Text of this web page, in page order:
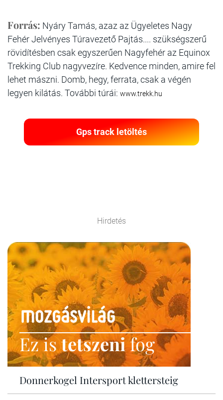
Forrás: Nyáry Tamás, azaz az Ügyeletes Nagy
Fehér Jelvényes Túravezető Pajtás.... szükségszerű
rövidítésben csak egyszerűen Nagyfehér az Equinox
Trekking Club nagyvezíre. Kedvence minden, amire fel
lehet mászni. Domb, hegy, ferrata, csak a végén
legyen kilátás. További túrái: www.trekk.hu
Gps track letöltés
Hirdetés
Ez istetszenifog
Donnerkogel Intersport klettersteig